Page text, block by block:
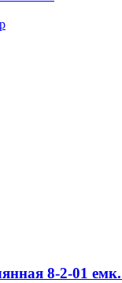
8-2-01